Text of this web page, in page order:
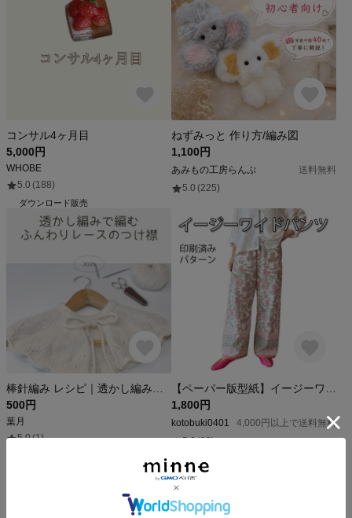
コンサル4ヶ月目
5,000円
WHOBE
5.0 (188)
ダウンロード販売
ねずみっと 作り方/編み図
1,100円
あみもの工房らんぷ
送料無料
5.0 (225)
500円
葉月
5.0(1)
1,800円
kotobuki0401
4,000円以上で送料無料
5.0(30)